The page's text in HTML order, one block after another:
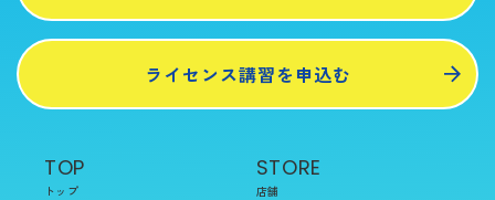
ライセンス講習を申込む
TOP
トップ
STORE
店舗